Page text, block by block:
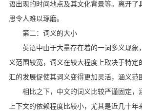
语出现的时间地点及其文化背景等。离开了
思令人难以琢磨。
第二：词义的大小
英语中由于大量存在着的一词多义现象
义范围较宽，词义在较大程度上取决于特定
汇的发展促使其词义变得更加灵活，涵义范
相比之下，中文的词义比较严谨固定，
上下文的依赖程度比较小，尤其是近几十年